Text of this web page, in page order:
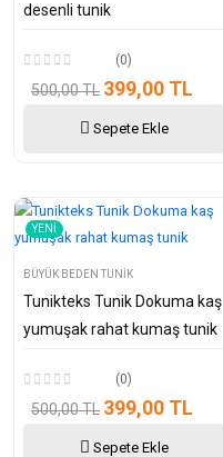
desenli tunik
(0)
500,00 TL 399,00 TL
Sepete Ekle
YENI
BÜYÜK BEDEN TUNIK
Tunikteks Tunik Dokuma kaş
yumuşak rahat kumaş tunik
(0)
500,00 TL 399,00 TL
Sepete Ekle